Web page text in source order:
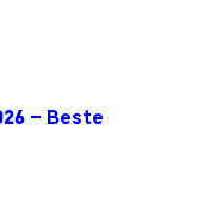
– Beste